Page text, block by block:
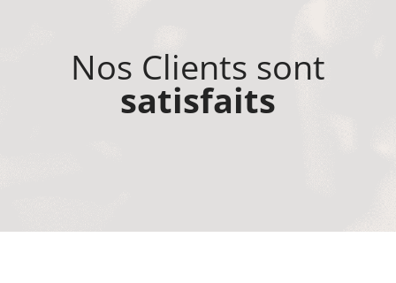
Nos Clients sont
satisfaits